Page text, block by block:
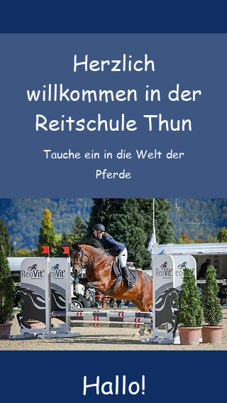
Herzlich
willkommen in der
Reitschule Thun
Tauche ein in die Welt der
Pferde
Hallo!